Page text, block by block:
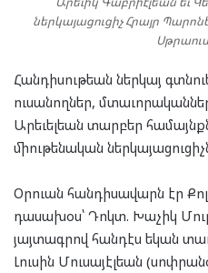
ներկայացուցիչ Հրայր
Հանդիսութեան ներկայ
ուսանողներ,
Արեւելեան տարբեր
միութենական
Օրուան հանդիսավարն էր
դասախօս՝ Դոկտ. Խաչիկ
յայտագրով հանդէս եկան
Լուսին Մուսայէլեան